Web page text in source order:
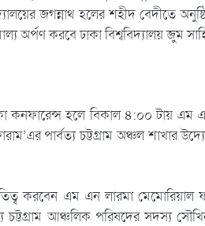
জগন্নাথ হলের শহীদ বেদীতে
অর্পণ করবে ঢাকা বিশ্ববিদ্যালয় জুম
কনফারেন্স হলে বিকাল ৪:০০ টায় এম
পার্বত্য চট্টগ্রাম অঞ্চল শাখার
করবেন এম এন লারমা মেমোরিয়াল
চট্টগ্রাম আঞ্চলিক পরিষদের সদস্য